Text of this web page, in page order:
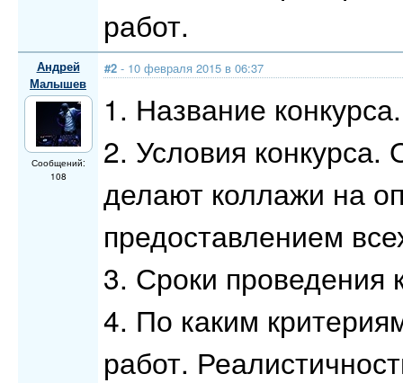
работ.
Андрей
Малышев
Сообщений:
108
#2 - 10 февраля 2015 в 06:37
1. Название
2. Условия конкурса.
делают коллажи на
предоставлением
3. Сроки проведения
4. По каким
работ.